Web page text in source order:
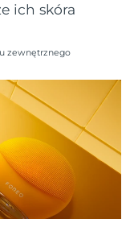
ich skóra
zewnętrznego
czas dostawy
czas dostawy
czas dostawy
8/12/26
czas dostawy
8/11/26
czas dostawy
8/15/26